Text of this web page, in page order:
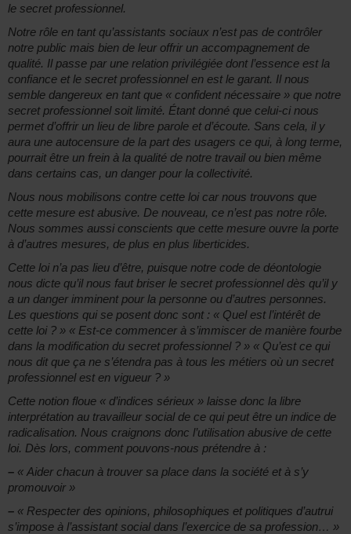
le secret professionnel.
Notre rôle en tant qu’assistants sociaux n’est pas de contrôler
notre public mais bien de leur offrir un accompagnement de
qualité. Il passe par une relation privilégiée dont l’essence est la
confiance et le secret professionnel en est le garant. Il nous
semble dangereux en tant que « confident nécessaire » que notre
secret professionnel soit limité. Étant donné que celui-ci nous
permet d’offrir un lieu de libre parole et d’écoute. Sans cela, il y
aura une autocensure de la part des usagers ce qui, à long terme,
pourrait être un frein à la qualité de notre travail ou bien même
dans certains cas, un danger pour la collectivité.
Nous nous mobilisons contre cette loi car nous trouvons que
cette mesure est abusive. De nouveau, ce n’est pas notre rôle.
Nous sommes aussi conscients que cette mesure ouvre la porte
à d’autres mesures, de plus en plus liberticides.
Cette loi n’a pas lieu d’être, puisque notre code de déontologie
nous dicte qu’il nous faut briser le secret professionnel dès qu’il y
a un danger imminent pour la personne ou d’autres personnes.
Les questions qui se posent donc sont : « Quel est l’intérêt de
cette loi ? » « Est-ce commencer à s’immiscer de manière fourbe
dans la modification du secret professionnel ? » « Qu’est ce qui
nous dit que ça ne s’étendra pas à tous les métiers où un secret
professionnel est en vigueur ? »
Cette notion floue « d’indices sérieux » laisse donc la libre
interprétation au travailleur social de ce qui peut être un indice de
radicalisation. Nous craignons donc l’utilisation abusive de cette
loi. Dès lors, comment pouvons-nous prétendre à :
– « Aider chacun à trouver sa place dans la société et à s’y
promouvoir »
– « Respecter des opinions, philosophiques et politiques d’autrui
s’impose à l’assistant social dans l’exercice de sa profession… »